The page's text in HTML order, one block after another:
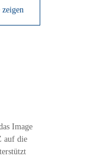
Image
auf die